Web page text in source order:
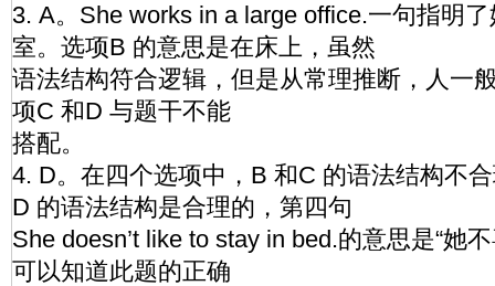
3. A。She works in a large office.一句指明
室。选项B 的意思是在床上，虽然
语法结构符合逻辑，但是从常理推断，人一
项C 和D 与题干不能
搭配。
4. D。在四个选项中，B 和C 的语法结构不
D 的语法结构是合理的，第四句
She doesn’t like to stay in bed.的意思是“她
可以知道此题的正确